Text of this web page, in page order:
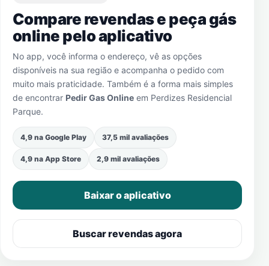
Compare revendas e peça gás
online pelo aplicativo
No app, você informa o endereço, vê as opções
disponíveis na sua região e acompanha o pedido com
muito mais praticidade. Também é a forma mais simples
de encontrar Pedir Gas Online em Perdizes Residencial
Parque.
4,9 na Google Play 37,5 mil avaliações
4,9 na App Store 2,9 mil avaliações
Baixar o aplicativo
Buscar revendas agora